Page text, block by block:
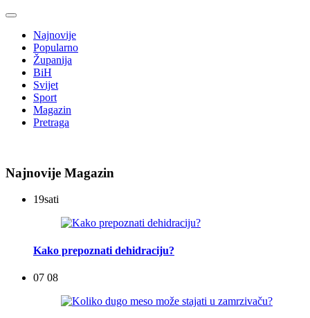
Najnovije
Popularno
Županija
BiH
Svijet
Sport
Magazin
Pretraga
Najnovije Magazin
19sati
Kako prepoznati dehidraciju?
07 08